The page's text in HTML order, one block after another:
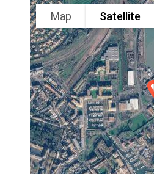
Map Satellite